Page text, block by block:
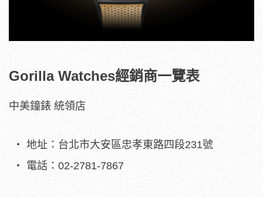
Gorilla Watches經銷商一覽表
中美鐘錶 統領店
地址：台北市大安區忠孝東路四段231號
電話：02-2781-7867